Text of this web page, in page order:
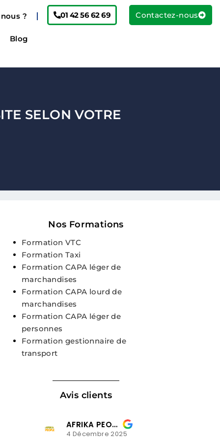
?
Blog
01 42 56 62 69 Contactez-nous
SELON VOTRE
Nos Formations
Formation VTC
Formation Taxi
Formation CAPA léger de
marchandises
Formation CAPA lourd de
marchandises
Formation CAPA léger de
personnes
Formation gestionnaire de
transport
Avis clients
lusiladio mavindi
3 Décembre 2025